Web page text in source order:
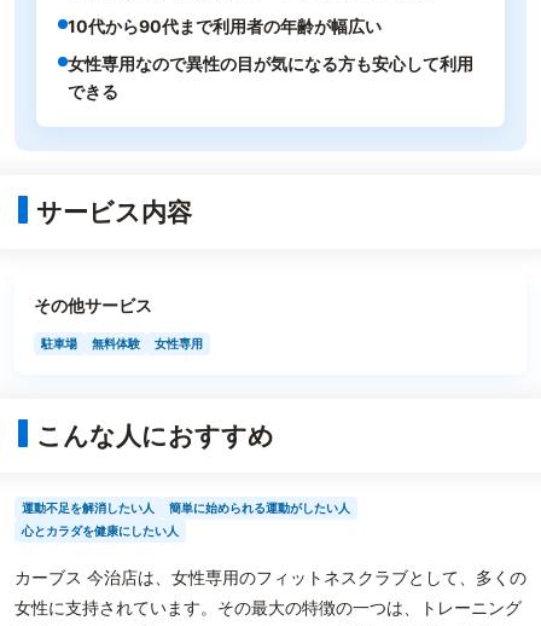
10代から90代まで利用者の年齢が幅広い
女性専用なので異性の目が気になる方も安心して利用
できる
サービス内容
その他サービス
駐車場 無料体験 女性専用
こんな人におすすめ
運動不足を解消したい人
簡単に始められる運動がしたい人
心とカラダを健康にしたい人
カーブス 今治店は、女性専用のフィットネスクラブとして、多くの
女性に支持されています。その最大の特徴の一つは、トレーニング